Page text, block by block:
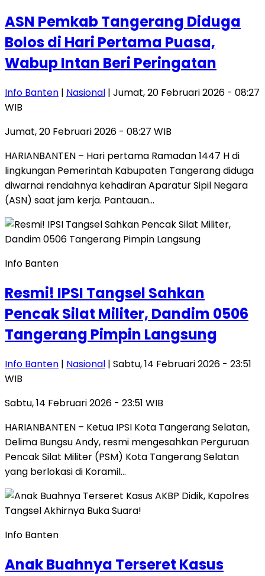
ASN Pemkab Tangerang Diduga
Bolos di Hari Pertama Puasa,
Wabup Intan Beri Peringatan
Info Banten | Nasional | Jumat, 20 Februari 2026 - 08:27
WIB
Jumat, 20 Februari 2026 - 08:27 WIB
HARIANBANTEN – Hari pertama Ramadan 1447 H di
lingkungan Pemerintah Kabupaten Tangerang diduga
diwarnai rendahnya kehadiran Aparatur Sipil Negara
(ASN) saat jam kerja. Pantauan…
Info Banten
Resmi! IPSI Tangsel Sahkan
Pencak Silat Militer, Dandim 0506
Tangerang Pimpin Langsung
Info Banten | Nasional | Sabtu, 14 Februari 2026 - 23:51
WIB
Sabtu, 14 Februari 2026 - 23:51 WIB
HARIANBANTEN – Ketua IPSI Kota Tangerang Selatan,
Delima Bungsu Andy, resmi mengesahkan Perguruan
Pencak Silat Militer (PSM) Kota Tangerang Selatan
yang berlokasi di Koramil…
Info Banten
Anak Buahnya Terseret Kasus